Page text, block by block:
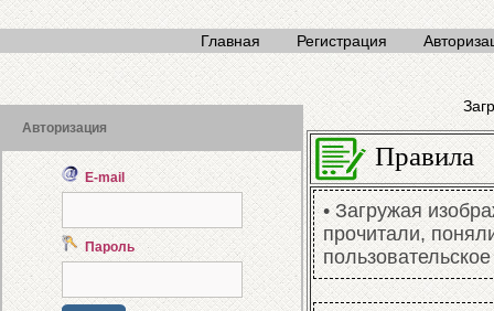
Главная Регистрация
Авторизация
E-mail
Пароль
Правила
• Загружая
прочитали,